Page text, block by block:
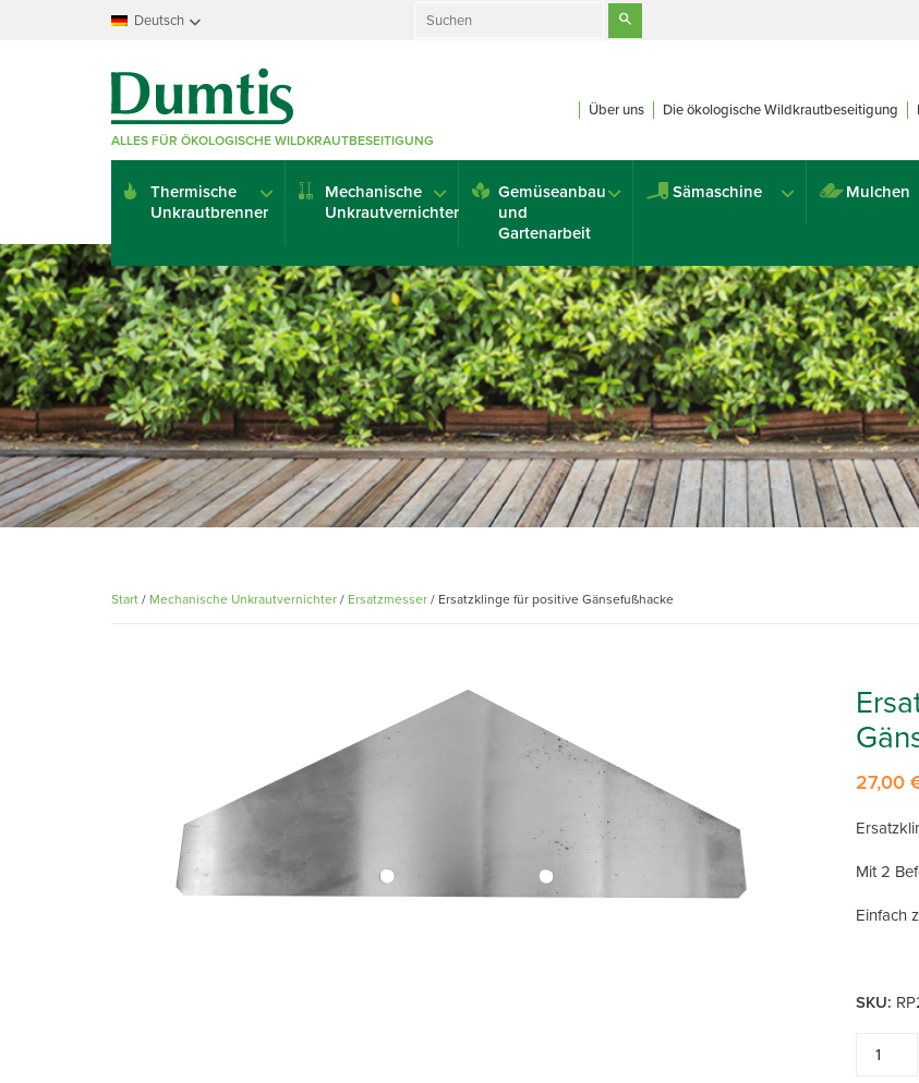
Deutsch
Nederlands
Deutsch
English
Español
Search
ALLES FÜR ÖKOLOGISCHE WILDKRAUTBESEITIGUNG
Über uns Die ökologische Wildkrautbeseitigung
Thermische
Unkrautbrenner
Mechanische
Unkrautvernichter
Gemüseanbau
und
Gartenarbeit
Sämaschine Mulchen
Start / Mechanische Unkrautvernichter / Ersatzmesser / Ersatzklinge für positive Gänsefußhacke
27,00
Mit 2
Einfach
SKU: